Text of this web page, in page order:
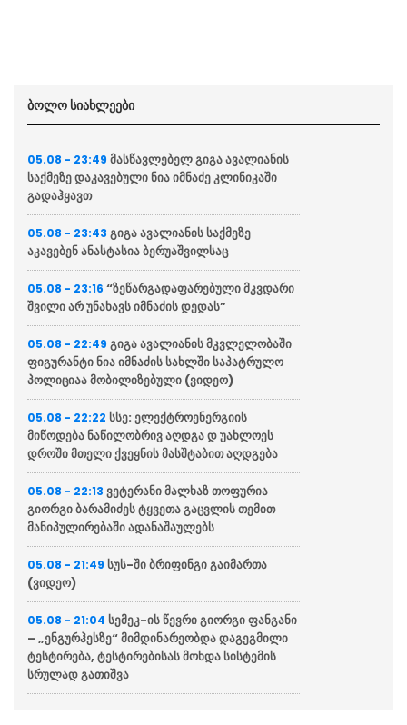
ბოლო სიახლეები
05.08 - 23:49 მასწავლებელ გიგა ავალიანის
საქმეზე დაკავებული ნია იმნაძე კლინიკაში
გადაჰყავთ
05.08 - 23:43 გიგა ავალიანის საქმეზე
აკავებენ ანასტასია ბერუაშვილსაც
05.08 - 23:16 “ზეწარგადაფარებული მკვდარი
შვილი არ უნახავს იმნაძის დედას”
05.08 - 22:49 გიგა ავალიანის მკვლელობაში
ფიგურანტი ნია იმნაძის სახლში საპატრულო
პოლიციაა მობილიზებული (ვიდეო)
05.08 - 22:22 სსე: ელექტროენერგიის
მიწოდება ნაწილობრივ აღდგა დ უახლოეს
დროში მთელი ქვეყნის მასშტაბით აღდგება
05.08 - 22:13 ვეტერანი მალხაზ თოფურია
გიორგი ბარამიძეს ტყვეთა გაცვლის თემით
მანიპულირებაში ადანაშაულებს
05.08 - 21:49 სუს-ში ბრიფინგი გაიმართა
(ვიდეო)
05.08 - 21:04 სემეკ-ის წევრი გიორგი ფანგანი
– „ენგურჰესზე“ მიმდინარეობდა დაგეგმილი
ტესტირება, ტესტირებისას მოხდა სისტემის
სრულად გათიშვა